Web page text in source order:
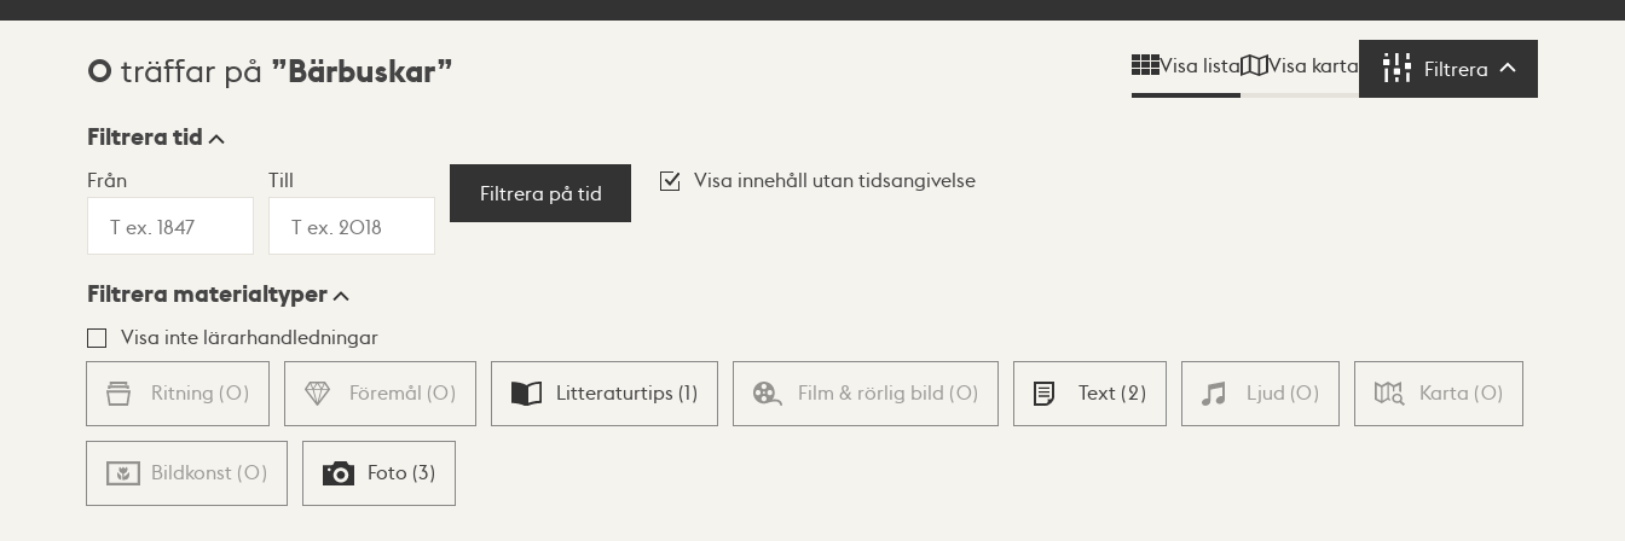
Sökresultat
0 träffar på Bärbuskar Visa lista Visa karta Filtrera Filtrera
Visningsläge
Lista Karta
Filtrera tid
Från Till
Filtrera på tid
Visa innehåll utan tidsangivelse
Filtrera materialtyper
Visa inte lärarhandledningar
Ritning (0) Föremål (0) Litteraturtips (1) Film & rörlig bild (0) Text (2) Ljud (0) Karta (0)
Bildkonst (0) Foto (3)